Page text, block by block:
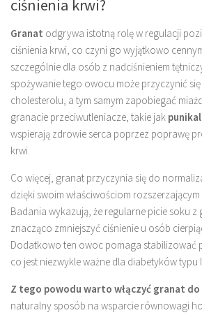
ciśnienia krwi?
Granat odgrywa istotną rolę w regulacji
ciśnienia krwi, co czyni go wyjątkowo
szczególnie dla osób z nadciśnieniem
spożywanie tego owocu może przyczynić
cholesterolu, a tym samym zapobiegać
granacie przeciwutleniacze, takie jak
wspierają zdrowie serca poprzez poprawę
krwi.
Co więcej, granat przyczynia się do
dzięki swoim właściwościom
Badania wykazują, że regularne picie soku z
znacząco zmniejszyć ciśnienie u osób
Dodatkowo ten owoc pomaga stabilizować
co jest niezwykle ważne dla diabetyków typu
Z tego powodu warto włączyć granat
naturalny sposób na wsparcie równowagi